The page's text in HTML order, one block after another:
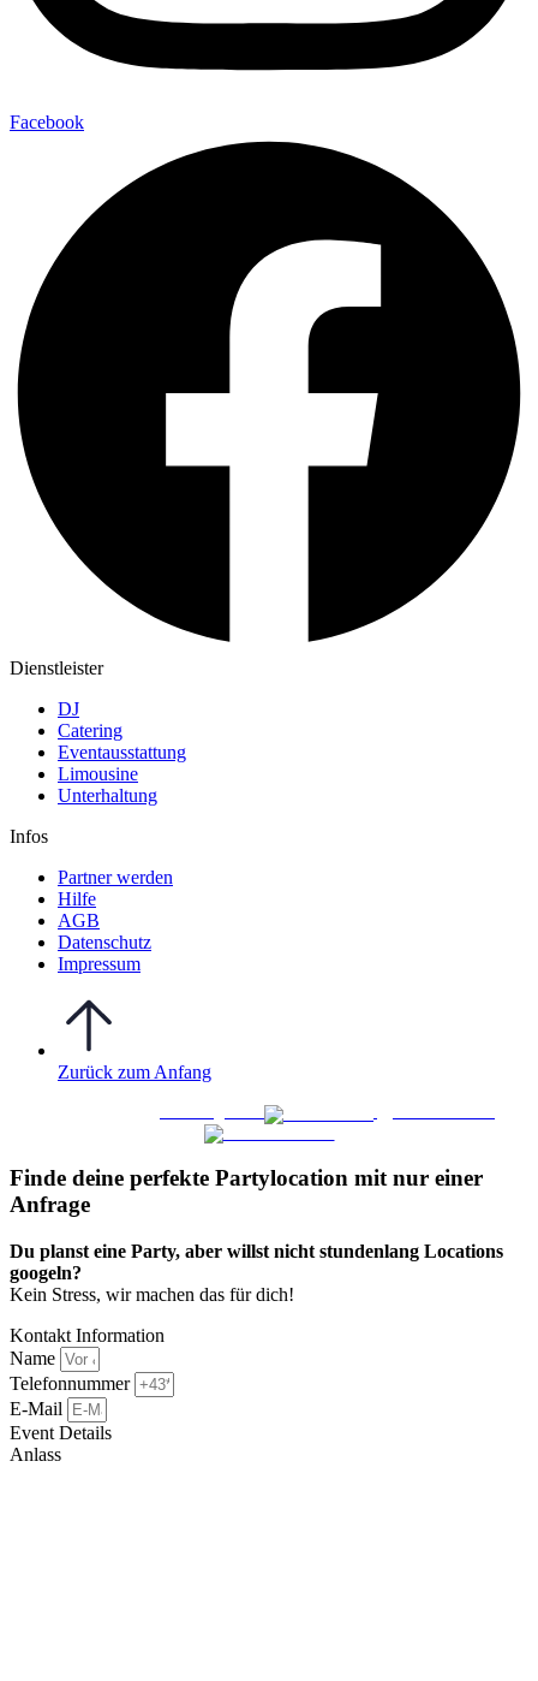
Facebook
Dienstleister
DJ
Catering
Eventausstattung
Limousine
Unterhaltung
Infos
Partner werden
Hilfe
AGB
Datenschutz
Impressum
Zurück zum Anfang
Finde deine perfekte Partylocation mit nur einer
Anfrage​
Du planst eine Party, aber willst nicht stundenlang Locations
googeln?
Kein Stress, wir machen das für dich!
Kontakt Information
Name
Telefonnummer
E-Mail
Event Details
Anlass